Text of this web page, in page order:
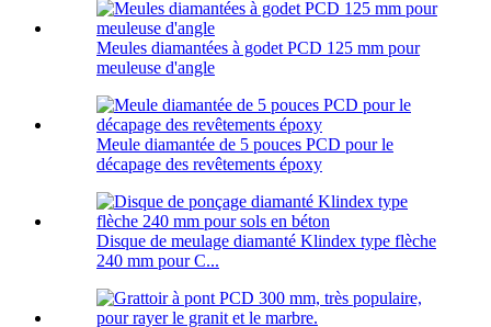
Meules diamantées à godet PCD 125 mm pour
meuleuse d'angle
Meule diamantée de 5 pouces PCD pour le
décapage des revêtements époxy
Disque de meulage diamanté Klindex type flèche
240 mm pour C...